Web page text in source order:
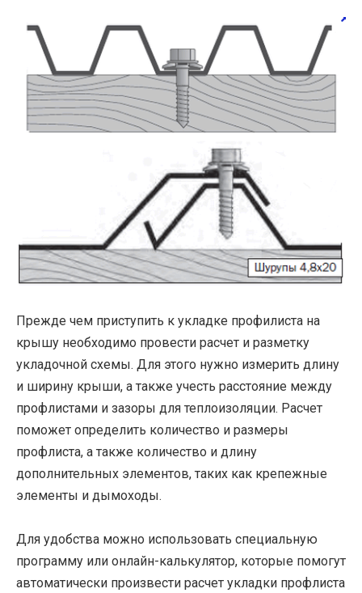
Прежде чем приступить к укладке профилиста на
крышу необходимо провести расчет и разметку
укладочной схемы. Для этого нужно измерить длину
и ширину крыши, а также учесть расстояние между
профлистами и зазоры для теплоизоляции. Расчет
поможет определить количество и размеры
профлиста, а также количество и длину
дополнительных элементов, таких как крепежные
элементы и дымоходы.
Для удобства можно использовать специальную
программу или онлайн-калькулятор, которые помогут
автоматически произвести расчет укладки профлиста